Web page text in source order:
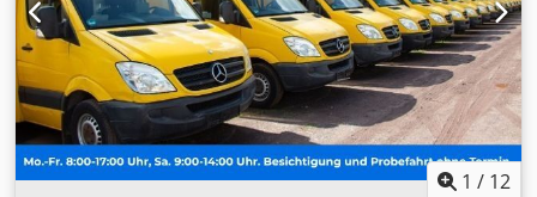
1 / 12